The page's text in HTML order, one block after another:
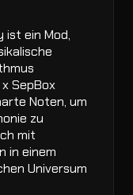
ist ein Mod,
SepBox
Noten, um
zu
mit
in einem
Universum